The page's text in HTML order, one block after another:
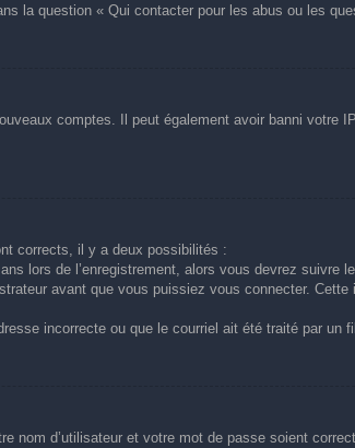
la question « Qui contacter pour les abus ou les
comptes. Il peut également avoir banni
corrects, il y a deux possibilités :
lors de l’enregistrement, alors vous devrez
avant que vous puissiez vous connecter.
incorrecte ou que le courriel ait été traité par
nom d’utilisateur et votre mot de passe soient